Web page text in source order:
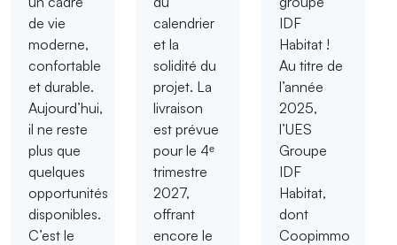
de vie
moderne,
confortable
et durable.
Aujourd’hui,
il ne reste
plus que
quelques
opportunités
disponibles.
C’est le
calendrier
et la
solidité du
projet. La
livraison
est prévue
pour le 4ᵉ
trimestre
2027,
offrant
encore le
IDF
Habitat !
Au titre de
l’année
2025,
l’UES
Groupe
IDF
Habitat,
dont
Coopimmo